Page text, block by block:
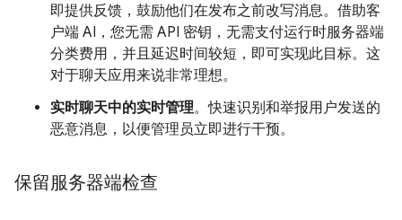
即提供反馈，鼓励他们在发布之前改写消息。借助客
户端 AI，您无需 API 密钥，无需支付运行时服务器端
分类费用，并且延迟时间较短，即可实现此目标。这
对于聊天应用来说非常理想。
实时聊天中的实时管理。快速识别和举报用户发送的
恶意消息，以便管理员立即进行干预。
保留服务器端检查